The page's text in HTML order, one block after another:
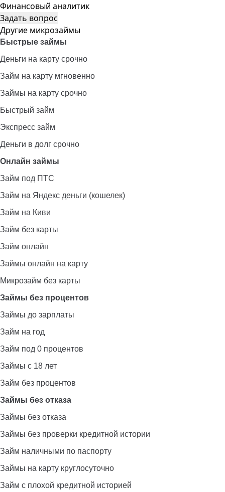
Финансовый аналитик
Задать вопрос
Другие микрозаймы
Быстрые займы
Деньги на карту срочно
Займ на карту мгновенно
Займы на карту срочно
Быстрый займ
Экспресс займ
Деньги в долг срочно
Онлайн займы
Займ под ПТС
Займ на Яндекс деньги (кошелек)
Займ на Киви
Займ без карты
Займ онлайн
Займы онлайн на карту
Микрозайм без карты
Займы без процентов
Займы до зарплаты
Займ на год
Займ под 0 процентов
Займы с 18 лет
Займ без процентов
Займы без отказа
Займы без отказа
Займы без проверки кредитной истории
Займ наличными по паспорту
Займы на карту круглосуточно
Займ с плохой кредитной историей